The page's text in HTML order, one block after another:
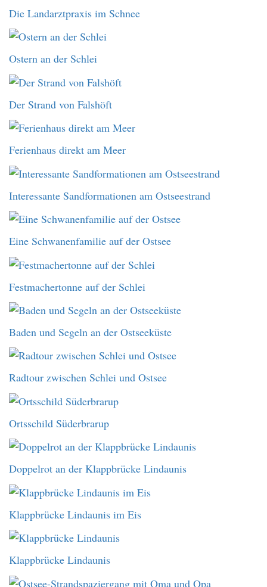
Die Landarztpraxis im Schnee
Ostern an der Schlei
Der Strand von Falshöft
Ferienhaus direkt am Meer
Interessante Sandformationen am Ostseestrand
Eine Schwanenfamilie auf der Ostsee
Festmachertonne auf der Schlei
Baden und Segeln an der Ostseeküste
Radtour zwischen Schlei und Ostsee
Ortsschild Süderbrarup
Doppelrot an der Klappbrücke Lindaunis
Klappbrücke Lindaunis im Eis
Klappbrücke Lindaunis